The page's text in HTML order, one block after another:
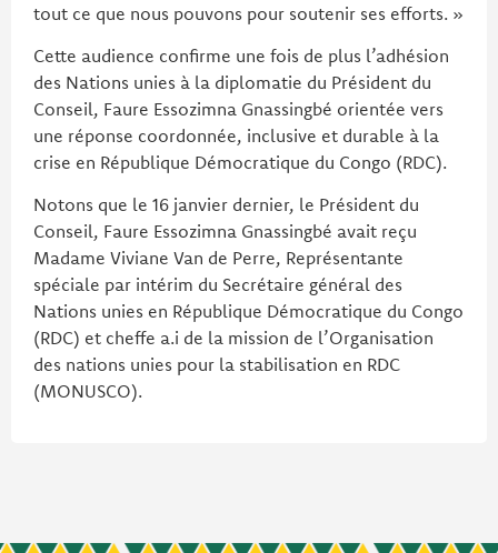
tout ce que nous pouvons pour soutenir ses efforts. »
Cette audience confirme une fois de plus l’adhésion
des Nations unies à la diplomatie du Président du
Conseil, Faure Essozimna Gnassingbé orientée vers
une réponse coordonnée, inclusive et durable à la
crise en République Démocratique du Congo (RDC).
Notons que le 16 janvier dernier, le Président du
Conseil, Faure Essozimna Gnassingbé avait reçu
Madame Viviane Van de Perre, Représentante
spéciale par intérim du Secrétaire général des
Nations unies en République Démocratique du Congo
(RDC) et cheffe a.i de la mission de l’Organisation
des nations unies pour la stabilisation en RDC
(MONUSCO).